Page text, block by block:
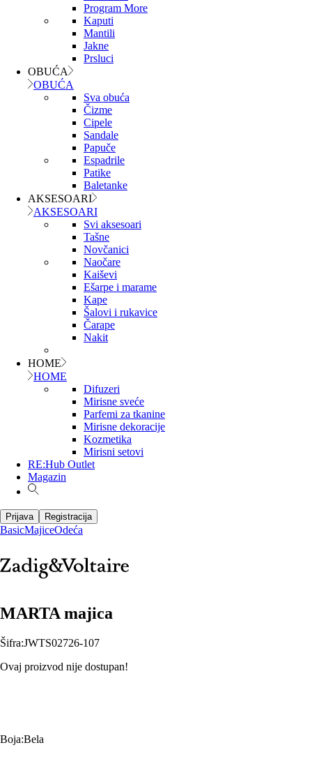
Program More
Kaputi
Mantili
Jakne
Prsluci
OBUĆA
OBUĆA
Sva obuća
Čizme
Cipele
Sandale
Papuče
Espadrile
Patike
Baletanke
AKSESOARI
AKSESOARI
Svi aksesoari
Tašne
Novčanici
Naočare
Kaiševi
Ešarpe i marame
Kape
Šalovi i rukavice
Čarape
Nakit
HOME
HOME
Difuzeri
Mirisne sveće
Parfemi za tkanine
Mirisne dekoracije
Kozmetika
Mirisni setovi
RE:Hub Outlet
Magazin
Prijava Registracija
BasicMajiceOdeća
MARTA majica
Šifra:JWTS02726-107
Ovaj proizvod nije dostupan!
Boja:Bela